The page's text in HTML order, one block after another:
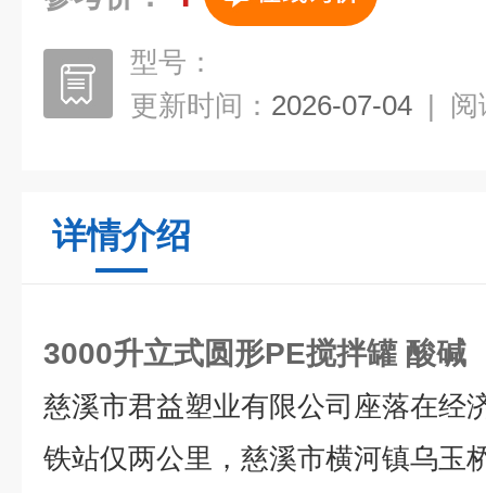
型号：
更新时间： 2026-07-04 | 阅
详情介绍
3000升立式圆形PE搅拌罐 酸碱
慈溪市君益塑业有限公司座落在经
铁站仅两公里，慈溪市横河镇乌玉